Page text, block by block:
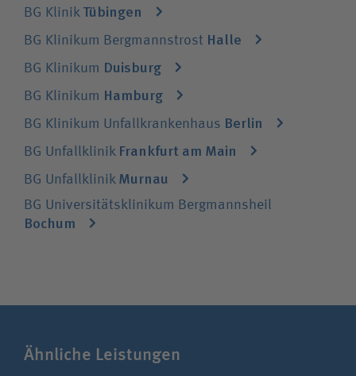
BG Klinik Tübingen
BG Klinikum Bergmannstrost Halle
BG Klinikum Duisburg
BG Klinikum Hamburg
BG Klinikum Unfallkrankenhaus Berlin
BG Unfallklinik Frankfurt am Main
BG Unfallklinik Murnau
BG Universitätsklinikum Bergmannsheil
Bochum
Ähnliche Leistungen